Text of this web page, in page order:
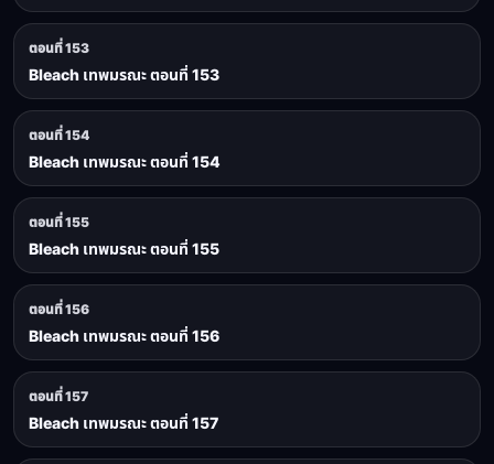
ตอนที่ 153
Bleach เทพมรณะ ตอนที่ 153
ตอนที่ 154
Bleach เทพมรณะ ตอนที่ 154
ตอนที่ 155
Bleach เทพมรณะ ตอนที่ 155
ตอนที่ 156
Bleach เทพมรณะ ตอนที่ 156
ตอนที่ 157
Bleach เทพมรณะ ตอนที่ 157